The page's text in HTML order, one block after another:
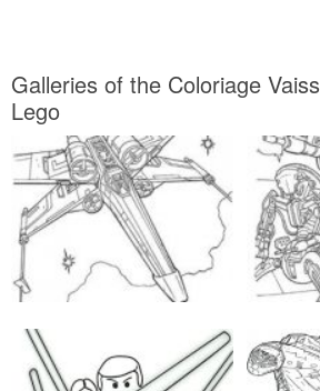
Galleries of the Coloriage
Lego